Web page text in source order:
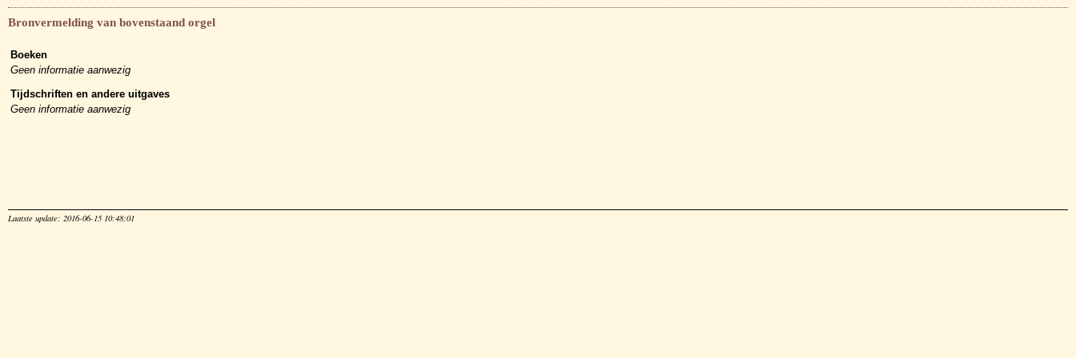
Bronvermelding van bovenstaand orgel
Boeken
Geen informatie aanwezig
Tijdschriften en andere uitgaves
Geen informatie aanwezig
Laatste update: 2016-06-15 10:48:01